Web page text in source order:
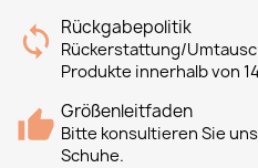
Rückgabepolitik
Rückerstattung/
Produkte innerhalb von
Größenleitfaden
Bitte konsultieren Sie
Schuhe.